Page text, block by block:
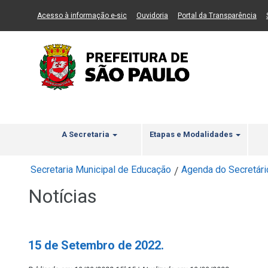
Ir ao Conteúdo Ir para menu principal 2 Ir para busca
Acesso à informação e-sic(Link para um novo sítio)
Ouvidoria (Link para um novo sítio)
Portal da Transparência
A Secretaria Etapas e Modalidades
Secretaria Municipal de Educação / Agenda do
Notícias
15 de Setembro de 2022.